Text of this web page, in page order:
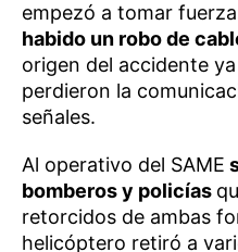
empezó a tomar
habido un robo de
origen del accidente
perdieron la
señales.
Al operativo del SAME
bomberos y policías
retorcidos de ambas
helicóptero retiró a